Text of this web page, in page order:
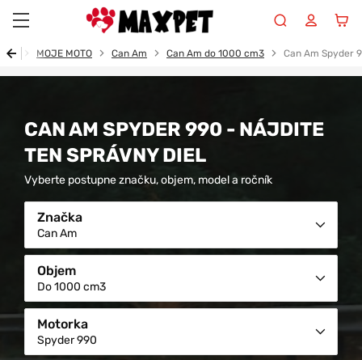
MOJE MOTO Can Am Can Am do 1000 cm3 Can Am Spyder
CAN AM SPYDER 990 - NÁJDITE
TEN SPRÁVNY DIEL
Vyberte postupne značku, objem, model a ročník
Značka
Can Am
Objem
Do 1000 cm3
Motorka
Spyder 990